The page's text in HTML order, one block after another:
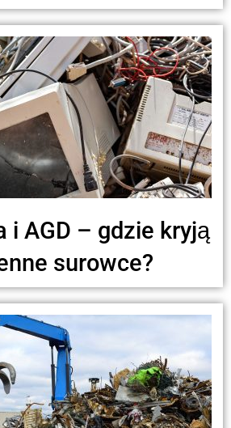
i AGD – gdzie kryją
surowce?